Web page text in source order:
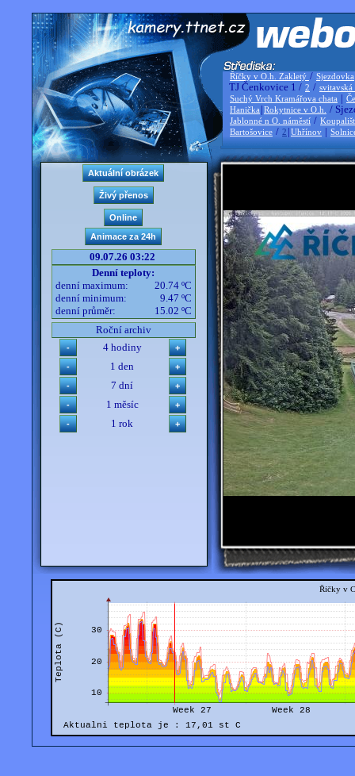
Říčky v O.h. Zakletý / Sjezdovka
TJ Čenkovice 1 / 2 / svitavská
Suchý Vrch Kramářova chata |
Hanička |Rokytnice v O.h. /
Jablonné n O. náměstí /
Bartošovice / 2 |Uhřínov |
09.07.26 03:22
Denní teploty:
denní maximum:
20.74 ºC
denní minimum:
9.47 ºC
denní průměr:
15.02 ºC
Roční archiv
4 hodiny
1 den
7 dní
1 měsíc
1 rok